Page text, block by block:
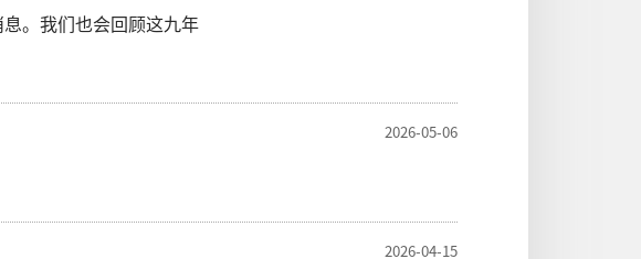
。我们也会回顾这九年
2026-05-06
2026-04-15